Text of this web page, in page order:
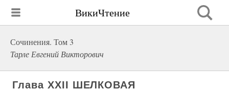
ВикиЧтение
Сочинения. Том 3
Тарле Евгений Викторович
Глава XXII ШЕЛКОВАЯ